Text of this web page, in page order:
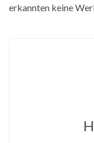
erkannten keine